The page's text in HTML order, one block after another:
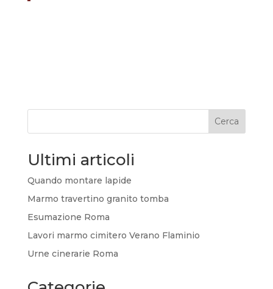
Cerca
Ultimi articoli
Quando montare lapide
Marmo travertino granito tomba
Esumazione Roma
Lavori marmo cimitero Verano Flaminio
Urne cinerarie Roma